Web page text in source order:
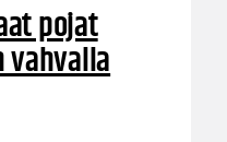
pojat
vahvalla